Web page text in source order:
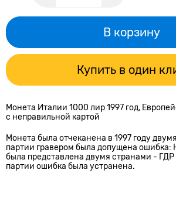
В корзину
Купить в один
Монета Италии 1000 лир 1997 год,
с неправильной картой
Монета была отчеканена в 1997 году
партии гравером была допущена ошибка:
была представлена двумя странами - ГДР
партии ошибка была устранена.